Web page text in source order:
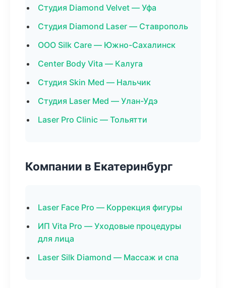
Студия Diamond Velvet — Уфа
Студия Diamond Laser — Ставрополь
ООО Silk Care — Южно-Сахалинск
Center Body Vita — Калуга
Студия Skin Med — Нальчик
Студия Laser Med — Улан-Удэ
Laser Pro Clinic — Тольятти
Компании в Екатеринбург
Laser Face Pro — Коррекция фигуры
ИП Vita Pro — Уходовые процедуры
для лица
Laser Silk Diamond — Массаж и спа